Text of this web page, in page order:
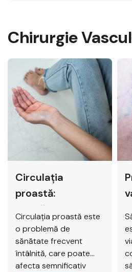
Chirurgie
Circulația
proastă:
adevăruri și
mituri despre
sănătatea
vasculară
Circulația proastă este
o problemă de
sănătate frecvent
întâlnită, care poate
afecta semnificativ